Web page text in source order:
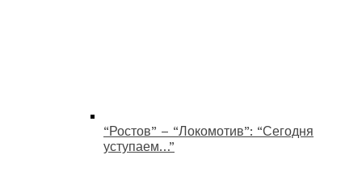
“Ростов” – “Локомотив”: “Сегодня
уступаем…”